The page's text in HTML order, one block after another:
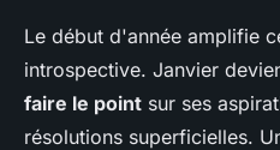
Le début d'année amplifie
introspective. Janvier
faire le point sur ses
résolutions superficielles.